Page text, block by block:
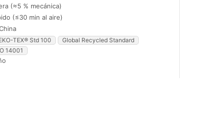
(≈5 % mecánica)
(≤30 min al aire)
TEX® Std 100
Global Recycled Standard
14001